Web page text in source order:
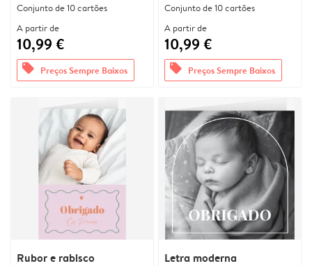
Conjunto de 10 cartões
A partir de
10,99 €
offers Preços Sempre Baixos
Conjunto de 10 cartões
A partir de
10,99 €
offers Preços Sempre Baixos
Rubor e rabisco Letra moderna